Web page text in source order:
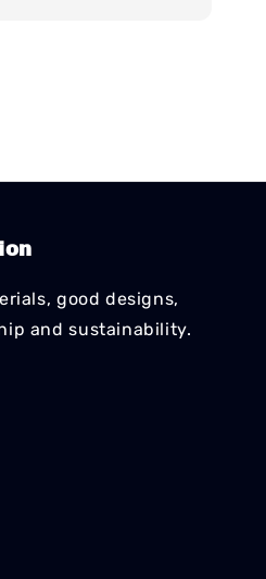
good designs,
and sustainability.